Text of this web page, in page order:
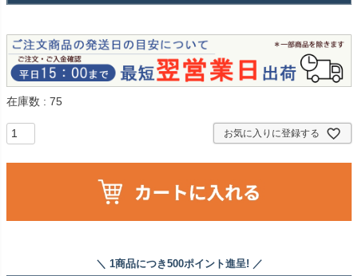
在庫数 75
お気に入りに登録する